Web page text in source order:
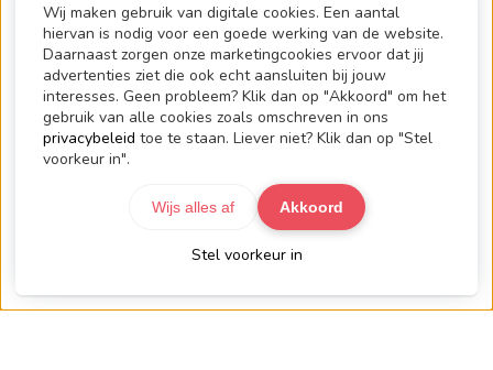
Contact
1.2.Communicate
De Pas 90
6836 HM Arnhem
+31 6 519 910 57 (alleen SMS)
Wij maken gebruik van digitale cookies. Een aantal
hiervan is nodig voor een goede werking van de website.
Daarnaast zorgen onze marketingcookies ervoor dat jij
advertenties ziet die ook echt aansluiten bij jouw
interesses. Geen probleem? Klik dan op "Akkoord" om het
gebruik van alle cookies zoals omschreven in ons
privacybeleid toe te staan. Liever niet? Klik dan op "Stel
voorkeur in".
Stel voorkeur in
Wijs alles af Akkoord